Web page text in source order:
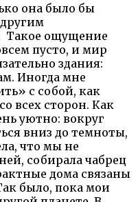
она было бы
Такое ощущение
пусто, и мир
здания:
Иногда мне
с собой, как
всех сторон. Как
уютно: вокруг
вниз до темноты,
что мы не
собирала чабрец
дома связаны
было, пока мои